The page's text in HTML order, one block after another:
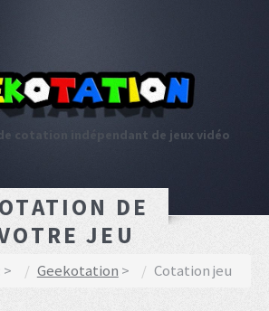
cotation indépendant de jeux vidéo
DE
JEU
Geekotation Cotation jeu